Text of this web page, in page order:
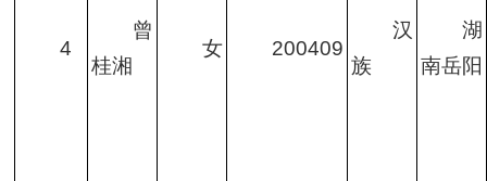
4
曾
桂湘
女 200409
汉
族
湖
南岳阳